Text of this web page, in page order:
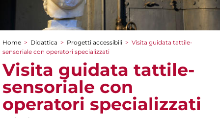
Tu sei qui
Home > Didattica > Progetti accessibili > Visita guidata tattile-
sensoriale con operatori specializzati
Visita guidata tattile-
sensoriale con
operatori specializzati